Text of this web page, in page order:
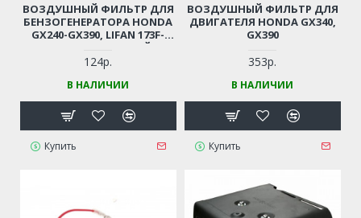
ВОЗДУШНЫЙ ФИЛЬТР ДЛЯ
БЕНЗОГЕНЕРАТОРА HONDA
GX240-GX390, LIFAN 173F-
188F-190F (ПЛОСКИЙ)
124р.
В НАЛИЧИИ
Купить
ВОЗДУШНЫЙ ФИЛЬТР ДЛЯ
ДВИГАТЕЛЯ HONDA GX340,
GX390
353р.
В НАЛИЧИИ
Купить